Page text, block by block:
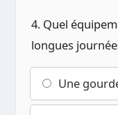
4. Quel
longues
Une